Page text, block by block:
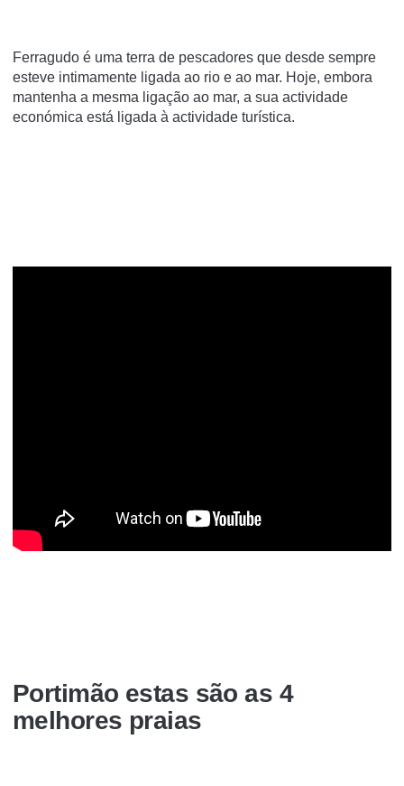
Ferragudo é uma terra de pescadores que desde sempre
esteve intimamente ligada ao rio e ao mar. Hoje, embora
mantenha a mesma ligação ao mar, a sua actividade
económica está ligada à actividade turística.
Portimão estas são as 4
melhores praias